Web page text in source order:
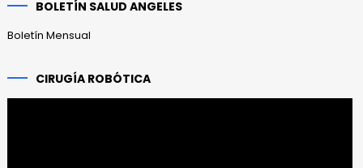
BOLETÍN SALUD ANGELES
Boletín Mensual
CIRUGÍA ROBÓTICA